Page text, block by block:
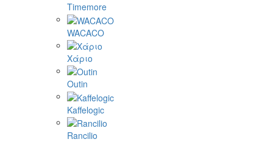
Timemore
WACACO
Χάριο
Outin
Kaffelogic
Rancilio